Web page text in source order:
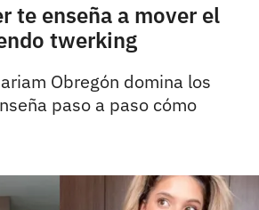
te enseña a mover el
twerking
Obregón domina los
paso a paso cómo